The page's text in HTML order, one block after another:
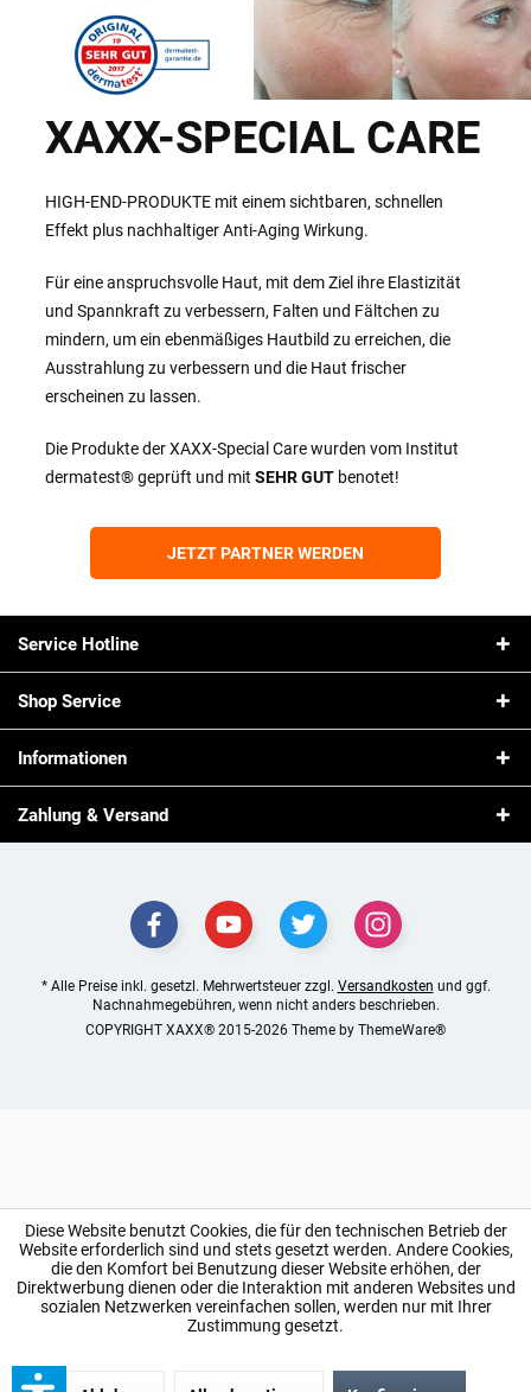
XAXX-SPECIAL CARE
HIGH-END-PRODUKTE mit einem sichtbaren, schnellen
Effekt plus nachhaltiger Anti-Aging Wirkung.
Für eine anspruchsvolle Haut, mit dem Ziel ihre Elastizität
und Spannkraft zu verbessern, Falten und Fältchen zu
mindern, um ein ebenmäßiges Hautbild zu erreichen, die
Ausstrahlung zu verbessern und die Haut frischer
erscheinen zu lassen.
Die Produkte der XAXX-Special Care wurden vom Institut
dermatest® geprüft und mitSEHR GUT benotet!
JETZT PARTNER WERDEN
Service Hotline
Shop Service
Informationen
Zahlung & Versand
* Alle Preise inkl. gesetzl. Mehrwertsteuer zzgl. Versandkosten und ggf.
Nachnahmegebühren, wenn nicht anders beschrieben.
COPYRIGHT XAXX® 2015-2026 Theme by ThemeWare®
Diese Website benutzt Cookies, die für den technischen Betrieb der
Website erforderlich sind und stets gesetzt werden. Andere Cookies,
die den Komfort bei Benutzung dieser Website erhöhen, der
Direktwerbung dienen oder die Interaktion mit anderen Websites und
sozialen Netzwerken vereinfachen sollen, werden nur mit Ihrer
Zustimmung gesetzt.